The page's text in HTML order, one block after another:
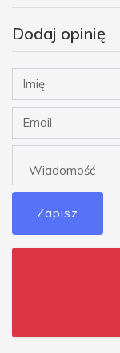
Dodaj opinię
Zapisz